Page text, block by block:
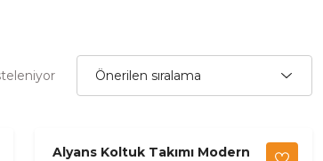
Alyans Koltuk Takımı Modern